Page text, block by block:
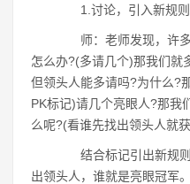
1.讨论，引入新规则
师：老师发现，许多
怎么办?(多请几个)那我们就
但领头人能多请吗?为什么?
PK标记)请几个亮眼人?那我
么呢?(看谁先找出领头人就
结合标记引出新规则
出领头人，谁就是亮眼冠军。